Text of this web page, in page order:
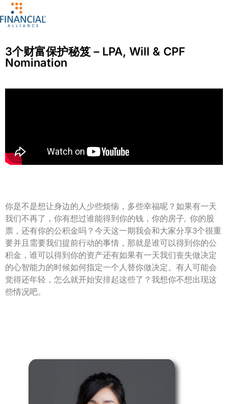
3个财富保护秘笈 – LPA, Will & CPF
Nomination
你是不是想让身边的人少些烦恼，多些幸福呢？如果有一天
我们不再了，你有想过谁能得到你的钱，你的房子, 你的股
票，还有你的公积金吗？今天这一期我会和大家分享3个很重
要并且需要我们提前行动的事情，那就是谁可以得到你的公
积金，谁可以得到你的资产还有如果有一天我们丧失做决定
的心智能力的时候如何指定一个人替你做决定。有人可能会
觉得还年轻，怎么就开始安排起这些了？我想你不想出现这
些情况吧。